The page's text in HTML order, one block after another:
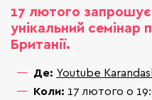
17 лютого
унікальний семінар
Британії.
Де: Youtube
Коли: 17 лютого о